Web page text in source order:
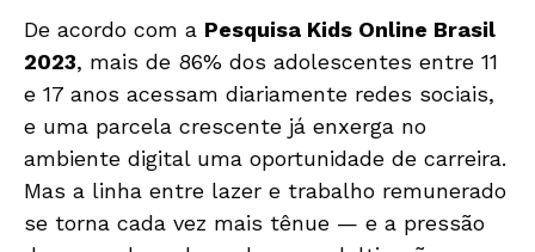
De acordo com a Pesquisa Kids Online Brasil
2023, mais de 86% dos adolescentes entre 11
e 17 anos acessam diariamente redes sociais,
e uma parcela crescente já enxerga no
ambiente digital uma oportunidade de carreira.
Mas a linha entre lazer e trabalho remunerado
se torna cada vez mais tênue — e a pressão